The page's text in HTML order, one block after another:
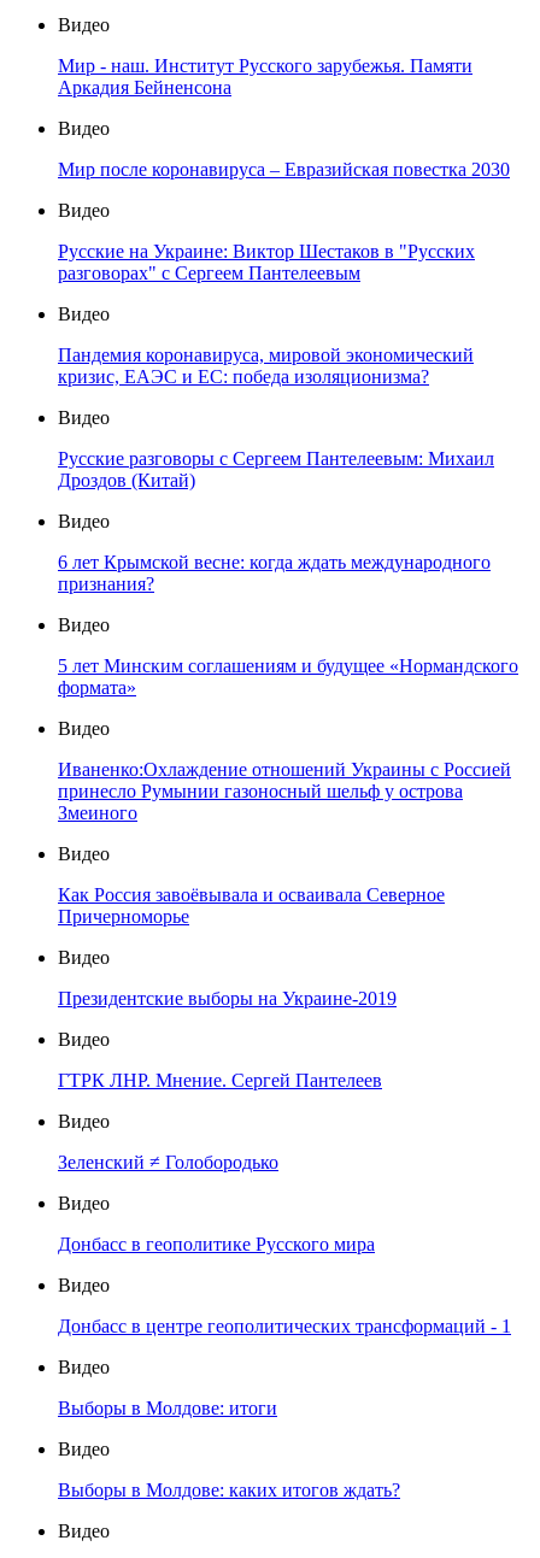
Видео
Мир - наш. Институт Русского зарубежья. Памяти
Аркадия Бейненсона
Видео
Мир после коронавируса – Евразийская повестка 2030
Видео
Русские на Украине: Виктор Шестаков в "Русских
разговорах" с Сергеем Пантелеевым
Видео
Пандемия коронавируса, мировой экономический
кризис, ЕАЭС и ЕС: победа изоляционизма?
Видео
Русские разговоры с Сергеем Пантелеевым: Михаил
Дроздов (Китай)
Видео
6 лет Крымской весне: когда ждать международного
признания?
Видео
5 лет Минским соглашениям и будущее «Нормандского
формата»
Видео
Иваненко:Охлаждение отношений Украины с Россией
принесло Румынии газоносный шельф у острова
Змеиного
Видео
Как Россия завоёвывала и осваивала Северное
Причерноморье
Видео
Президентские выборы на Украине-2019
Видео
ГТРК ЛНР. Мнение. Сергей Пантелеев
Видео
Зеленский ≠ Голобородько
Видео
Донбасс в геополитике Русского мира
Видео
Донбасс в центре геополитических трансформаций - 1
Видео
Выборы в Молдове: итоги
Видео
Выборы в Молдове: каких итогов ждать?
Видео